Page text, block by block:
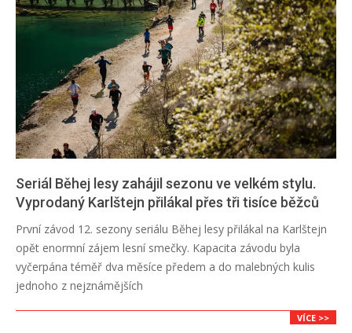
Seriál Běhej lesy zahájil sezonu ve velkém stylu.
Vyprodaný Karlštejn přilákal přes tři tisíce běžců
12
První závod 12. sezony seriálu Běhej lesy přilákal na Karlštejn
opět enormní zájem lesní smečky. Kapacita závodu byla
vyčerpána téměř dva měsíce předem a do malebných kulis
jednoho z nejznámějších
VÍCE >>